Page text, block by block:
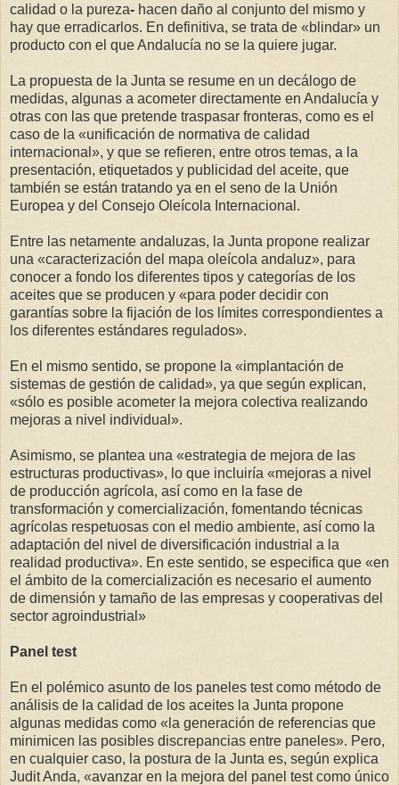
calidad o la pureza- hacen daño al conjunto del mismo y
hay que erradicarlos. En definitiva, se trata de «blindar» un
producto con el que Andalucía no se la quiere jugar.
La propuesta de la Junta se resume en un decálogo de
medidas, algunas a acometer directamente en Andalucía y
otras con las que pretende traspasar fronteras, como es el
caso de la «unificación de normativa de calidad
internacional», y que se refieren, entre otros temas, a la
presentación, etiquetados y publicidad del aceite, que
también se están tratando ya en el seno de la Unión
Europea y del Consejo Oleícola Internacional.
Entre las netamente andaluzas, la Junta propone realizar
una «caracterización del mapa oleícola andaluz», para
conocer a fondo los diferentes tipos y categorías de los
aceites que se producen y «para poder decidir con
garantías sobre la fijación de los límites correspondientes a
los diferentes estándares regulados».
En el mismo sentido, se propone la «implantación de
sistemas de gestión de calidad», ya que según explican,
«sólo es posible acometer la mejora colectiva realizando
mejoras a nivel individual».
Asimismo, se plantea una «estrategia de mejora de las
estructuras productivas», lo que incluiría «mejoras a nivel
de producción agrícola, así como en la fase de
transformación y comercialización, fomentando técnicas
agrícolas respetuosas con el medio ambiente, así como la
adaptación del nivel de diversificación industrial a la
realidad productiva». En este sentido, se especifica que «en
el ámbito de la comercialización es necesario el aumento
de dimensión y tamaño de las empresas y cooperativas del
sector agroindustrial»
Panel test
En el polémico asunto de los paneles test como método de
análisis de la calidad de los aceites la Junta propone
algunas medidas como «la generación de referencias que
minimicen las posibles discrepancias entre paneles». Pero,
en cualquier caso, la postura de la Junta es, según explica
Judit Anda, «avanzar en la mejora del panel test como único